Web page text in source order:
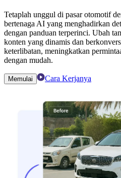
Tetaplah unggul di pasar otomotif
bertenaga AI yang menghadirkan
dengan panduan terperinci. Ubah
konten yang dinamis dan
keterlibatan, meningkatkan
dengan mudah.
Memulai Cara Kerjanya